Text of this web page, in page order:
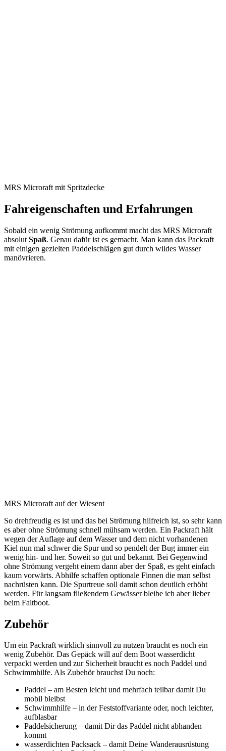
MRS Microraft mit Spritzdecke
Fahreigenschaften und Erfahrungen
Sobald ein wenig Strömung aufkommt macht das MRS Microraft
absolut Spaß. Genau dafür ist es gemacht. Man kann das Packraft
mit einigen gezielten Paddelschlägen gut durch wildes Wasser
manövrieren.
MRS Microraft auf der Wiesent
So drehfreudig es ist und das bei Strömung hilfreich ist, so sehr kann
es aber ohne Strömung schnell mühsam werden. Ein Packraft hält
wegen der Auflage auf dem Wasser und dem nicht vorhandenen
Kiel nun mal schwer die Spur und so pendelt der Bug immer ein
wenig hin- und her. Soweit so gut und bekannt. Bei Gegenwind
ohne Strömung vergeht einem dann aber der Spaß, es geht einfach
kaum vorwärts. Abhilfe schaffen optionale Finnen die man selbst
nachrüsten kann. Die Spurtreue soll damit schon deutlich erhöht
werden. Für langsam fließendem Gewässer bleibe ich aber lieber
beim Faltboot.
Zubehör
Um ein Packraft wirklich sinnvoll zu nutzen braucht es noch ein
wenig Zubehör. Das Gepäck will auf dem Boot wasserdicht
verpackt werden und zur Sicherheit braucht es noch Paddel und
Schwimmhilfe. Als Zubehör brauchst Du noch:
Paddel – am Besten leicht und mehrfach teilbar damit Du
mobil bleibst
Schwimmhilfe – in der Feststoffvariante oder, noch leichter,
aufblasbar
Paddelsicherung – damit Dir das Paddel nicht abhanden
kommt
wasserdichten Packsack – damit Deine Wanderausrüstung